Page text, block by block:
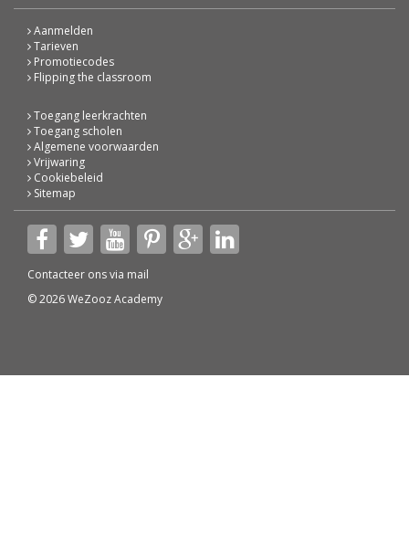
Aanmelden
Tarieven
Promotiecodes
Flipping the classroom
Toegang leerkrachten
Toegang scholen
Algemene voorwaarden
Vrijwaring
Cookiebeleid
Sitemap
Contacteer ons via mail
© 2026 WeZooz Academy